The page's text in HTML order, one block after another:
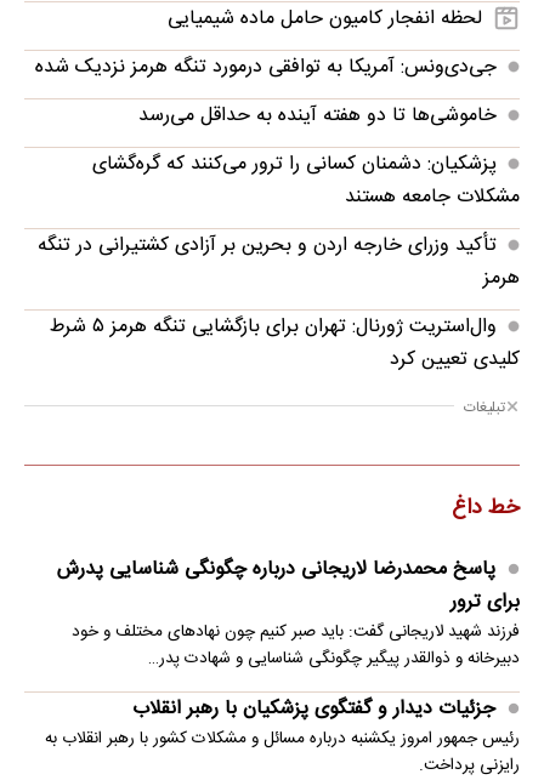
لحظه انفجار کامیون حامل ماده شیمیایی
جی‌دی‌ونس: آمریکا به توافقی درمورد تنگه هرمز نزدیک شده
خاموشی‌ها تا دو هفته آینده به حداقل می‌رسد
پزشکیان: دشمنان کسانی را ترور می‌کنند که گره‌گشای
مشکلات جامعه هستند
تأکید وزرای خارجه اردن و بحرین بر آزادی کشتیرانی در تنگه
هرمز
وال‌استریت ژورنال: تهران برای بازگشایی تنگه هرمز ۵ شرط
کلیدی تعیین کرد
تبلیغات
خط داغ
پاسخ محمدرضا لاریجانی درباره چگونگی شناسایی پدرش
برای ترور
فرزند شهید لاریجانی گفت: باید صبر کنیم چون نهادهای مختلف و خود
دبیرخانه و ذوالقدر پیگیر چگونگی شناسایی و شهادت پدر…
جزئیات دیدار و گفتگوی پزشکیان با رهبر انقلاب
رئیس جمهور امروز یکشنبه درباره مسائل و مشکلات کشور با رهبر انقلاب به
رایزنی پرداخت.